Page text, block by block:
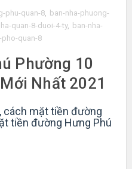
phu-quan-8, ban-nha-phuong-
quan-8-duoi-4-ty, ban-nha-
pho-quan-8
Phường 10
Nhất 2021
cách mặt tiền đường
tiền đường Hưng Phú